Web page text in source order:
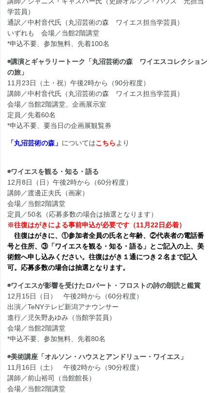
学芸員）
通訳／中村音代氏（丸沼芸術の森 ワイエス担当学芸員）
いずれも 会場／当館2階講堂
*申込不要、参加無料、先着100名
◉講演とギャラリートーク
「丸沼芸術の森 ワイエスコレクション
の旅」
11月23日（土・祝）午後2時から（90分程度）
講師／中村音代氏（丸沼芸術の森 ワイエス担当学芸員）
会場／当館2階講堂、企画展示室
定員／先着60名
*申込不要、要当日の企画展観覧券
「丸沼芸術の森」 についてはこちらより
◉ワイエスを観る・知る・語る
12月8日（日）午後2時から（60分程度）
講師／渡邊正夫氏（画家）
会場／当館2階講堂
定員／50名（応募多数の場合は抽選となります）
※往復はがきによる事前申込が必要です（11月22日必着）
往復はがきに、①参加者全員の氏名と年齢、②代表者の電話番
号と住所、③「ワイエスを観る・知る・語る」とご記入の上、美
術館へ申し込みください。往復はがき１通につき２名まで記入
可。応募多数の場合は抽選となります。
◉ワイエスが影響を受けたロバート・フロストの詩の朗読と鑑賞
12月15日（日） 午後2時から（60分程度）
出演／TeNYテレビ新潟アナウンサー
進行／児矢野あゆみ（当館学芸員）
会場／当館2階講堂
*申込不要、参加無料、先着80名
◉美術講座「オルソン・ハウスとアンドリュー・ワイエス」
11月16日（土） 午後2時から（90分程度）
講師／前山裕司（当館館長）
会場／当館2階講堂